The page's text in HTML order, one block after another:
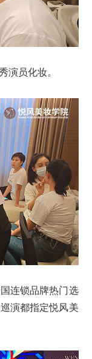
演员化妆。
连锁品牌热门选
演都指定悦风美